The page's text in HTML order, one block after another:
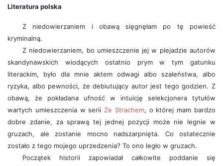
Literatura polska
Z niedowierzaniem i obawą sięgnęłam po tę powieść
kryminalną.
Z niedowierzaniem, bo umieszczenie jej w plejadzie autorów
skandynawskich wiodących ostatnio prym w tym gatunku
literackim, było dla mnie aktem odwagi albo szaleństwa, albo
ryzyka, albo pewności, że debiutujący autor jest tego godzien. Z
obawą, że pokładana ufność w intuicję selekcjonera tytułów
wartych umieszczenia w seriiZe Strachem, o której mam bardzo
dobre zdanie, za sprawą tej jednej pozycji może nie legnie w
gruzach, ale zostanie mocno nadszarpnięta. Co ostatecznie
zostało z tego mojego uprzedzenia? To ono legło w gruzach.
Początek historii zapowiadał całkowite poddanie się